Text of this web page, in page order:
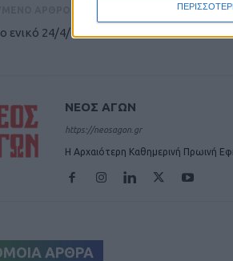
ενικό 24/4/2025
ΝΕΟΣ ΑΓΩΝ
https://neosagon.gr
Η Αρχαιότερη Καθημερινή Πρωινή
ΑΡΘΡΑ